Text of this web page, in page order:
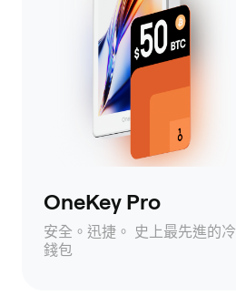
OneKey Pro
安全。迅捷。 史上最先進的冷
錢包